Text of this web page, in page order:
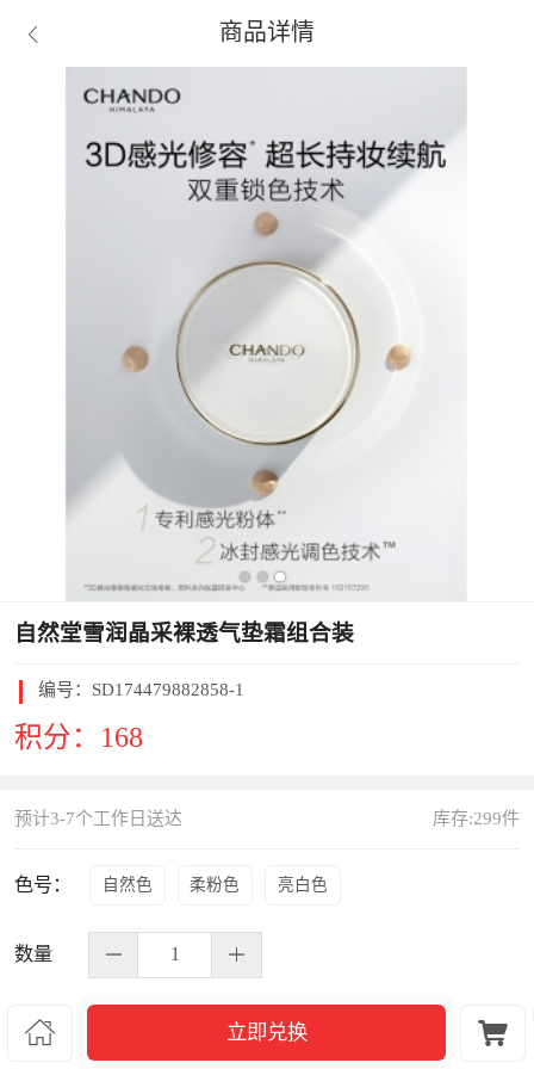
 商品详情
自然堂雪润晶采裸透气垫霜组合装
编号： SD174479882858-1
积分： 168
库存:299件
预计3-7个工作日送达
色号： 自然色 柔粉色 亮白色
数量
S470799
 立即兑换 